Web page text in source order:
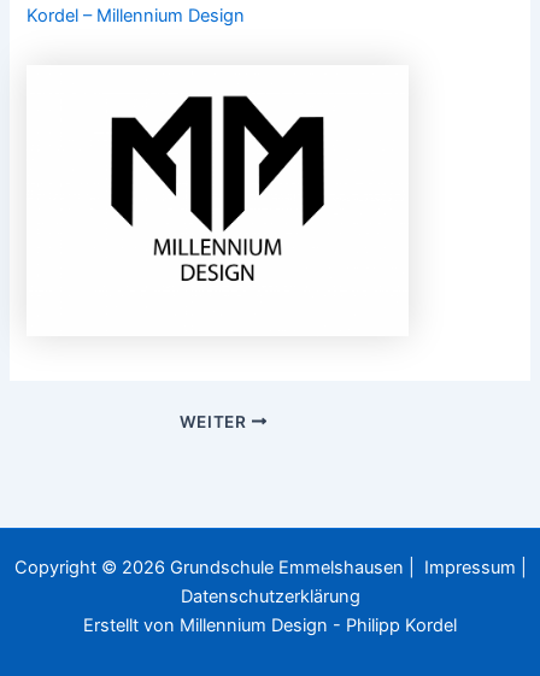
Kordel – Millennium Design
WEITER
Copyright © 2026 Grundschule Emmelshausen | Impressum
Datenschutzerklärung
Erstellt von Millennium Design - Philipp Kordel